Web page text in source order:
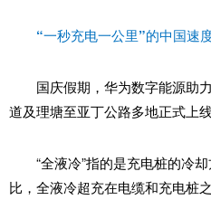
“一秒充电一公里”的中国速
国庆假期，华为数字能源助
道及理塘至亚丁公路多地正式上线
“全液冷”指的是充电桩的冷
比，全液冷超充在电缆和充电桩